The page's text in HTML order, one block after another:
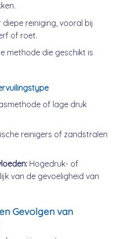
reiniging, vooral bij
of roet.
methode die geschikt is
of lage druk
reinigers of zandstralen
Hogedruk- of
van de gevoeligheid van
Gevolgen van